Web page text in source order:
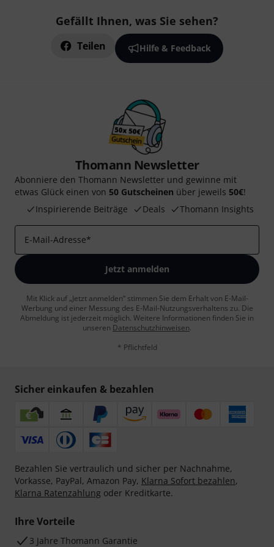
Gefällt Ihnen, was Sie sehen?
Teilen Hilfe & Feedback
Thomann Newsletter
Abonniere den Thomann Newsletter und gewinne mit
etwas Glück einen von 50 Gutscheinen über jeweils 50€!
Inspirierende Beiträge
Deals Thomann Insights
E-Mail-Adresse*
Jetzt anmelden
Mit Klick auf „Jetzt anmelden“ stimmen Sie dem Erhalt von E-Mail-
Werbung und einer Messung des E-Mail-Nutzungsverhaltens zu. Die
Abmeldung ist jederzeit möglich. Weitere Informationen finden Sie in
unseren Datenschutzhinweisen.
* Pflichtfeld
Sicher einkaufen & bezahlen
Bezahlen Sie vertraulich und sicher per Nachnahme,
Vorkasse, PayPal, Amazon Pay, Klarna Sofort bezahlen,
Klarna Ratenzahlung oder Kreditkarte.
Ihre Vorteile
3 Jahre Thomann Garantie